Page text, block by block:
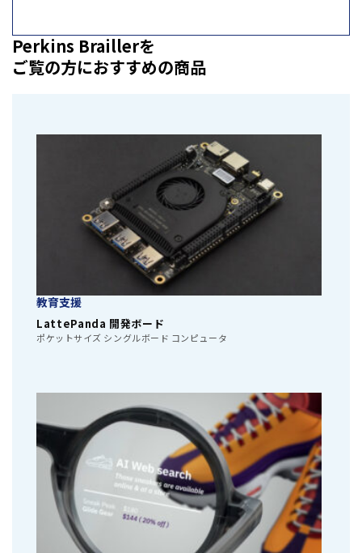
Perkins Braillerを
ご覧の方におすすめの商品
教育支援
LattePanda 開発ボード
ポケットサイズ シングルボード コンピュータ